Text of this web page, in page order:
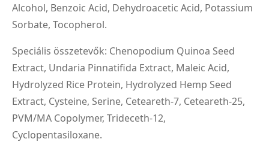
Alcohol, Benzoic Acid, Dehydroacetic Acid, Potassium
Sorbate, Tocopherol.
Speciális összetevők: Chenopodium Quinoa Seed
Extract, Undaria Pinnatifida Extract, Maleic Acid,
Hydrolyzed Rice Protein, Hydrolyzed Hemp Seed
Extract, Cysteine, Serine, Ceteareth-7, Ceteareth-25,
PVM/MA Copolymer, Trideceth-12,
Cyclopentasiloxane.